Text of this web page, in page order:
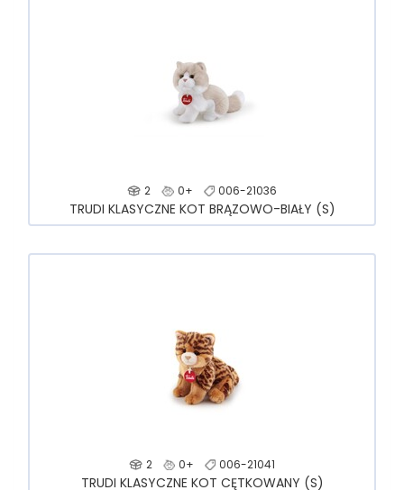
2 0+ 006-21036
TRUDI KLASYCZNE KOT BRĄZOWO-BIAŁY (S)
2 0+ 006-21041
TRUDI KLASYCZNE KOT CĘTKOWANY (S)